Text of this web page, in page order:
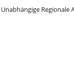
Unabhängige